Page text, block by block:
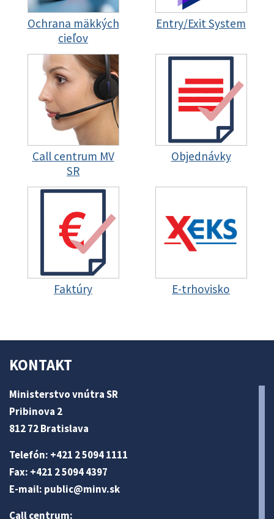
Ochrana mäkkých
cieľov
Entry/Exit System
Call centrum MV
SR
Objednávky
Faktúry E-trhovisko
KONTAKT
Ministerstvo vnútra SR
Pribinova 2
812 72 Bratislava
Telefón: +421 2 5094 1111
Fax: +421 2 5094 4397
E-mail: public@minv.sk
Call centrum: